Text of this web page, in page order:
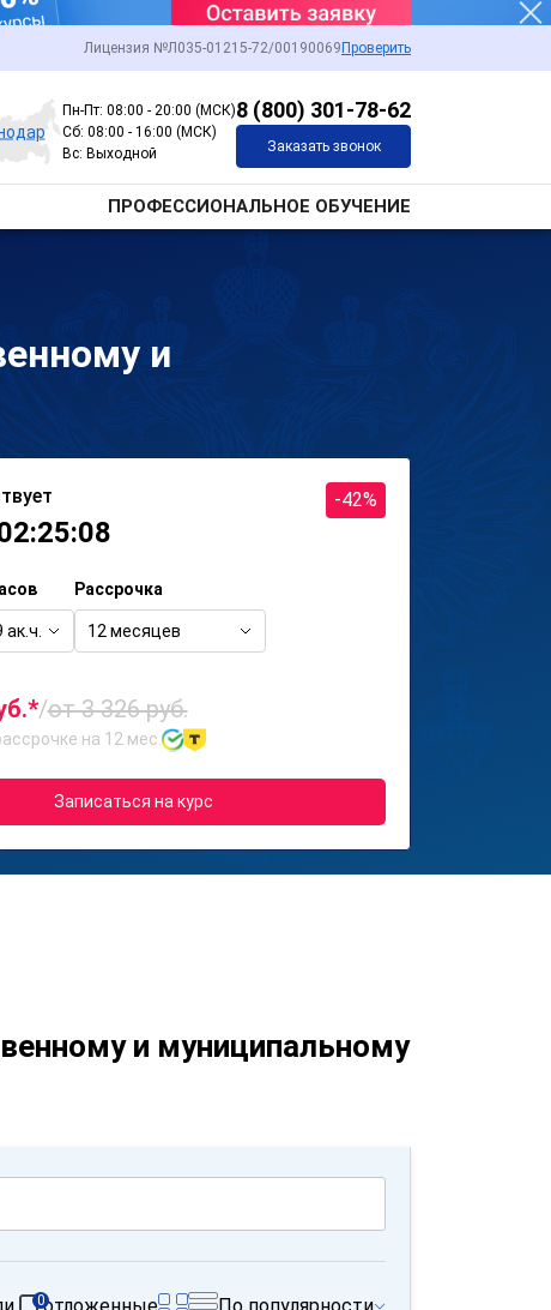
Лицензия №Л035-01215-72/00190069 Проверить
Пн-Пт: 08:00 - 20:00 (МСК)
Сб: 08:00 - 16:00 (МСК)
Вс: Выходной
8 (800) 301-78-62
Заказать звонок
ПРОФЕССИОНАЛЬНОЕ ОБУЧЕНИЕ
и
-42%
Рассрочка
12 месяцев
/от 3 326 руб.
на 12 мес.
Записаться на курс
и муниципальному
0